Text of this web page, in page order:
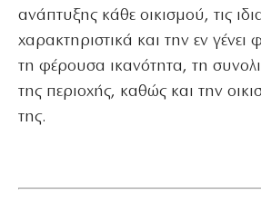
ανάπτυξης κάθε οικισμού, τις
χαρακτηριστικά και την εν γένει
τη φέρουσα ικανότητα, τη
της περιοχής, καθώς και την
της.